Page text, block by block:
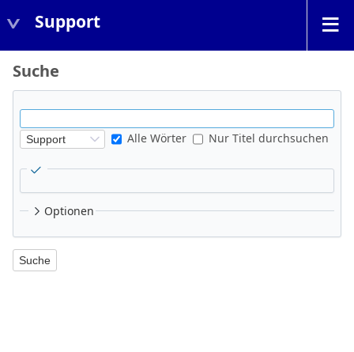
Support
Suche
Alle Wörter Nur Titel durchsuchen
Optionen